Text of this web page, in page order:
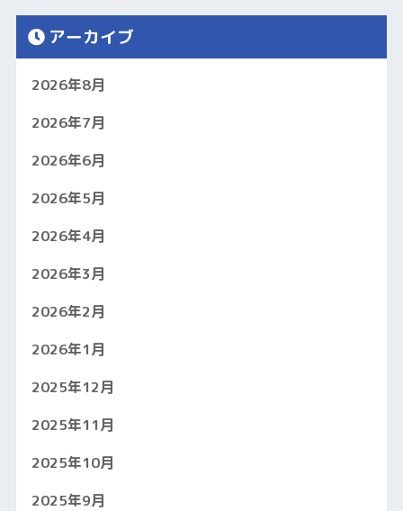
アーカイブ
2026年8月
2026年7月
2026年6月
2026年5月
2026年4月
2026年3月
2026年2月
2026年1月
2025年12月
2025年11月
2025年10月
2025年9月